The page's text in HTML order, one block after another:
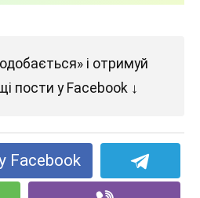
і отримуй
пости у Facebook ↓
Facebook